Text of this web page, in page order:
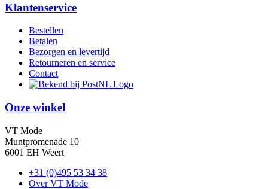
Klantenservice
Bestellen
Betalen
Bezorgen en levertijd
Retourneren en service
Contact
Onze winkel
VT Mode
Muntpromenade 10
6001 EH Weert
+31 (0)495 53 34 38
Over VT Mode